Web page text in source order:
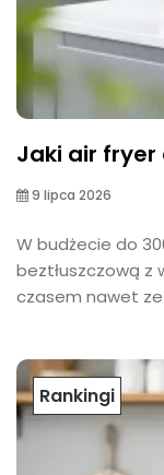
Jaki air fryer
9 lipca 2026
W budżecie do
beztłuszczową z
czasem nawet
Rankingi